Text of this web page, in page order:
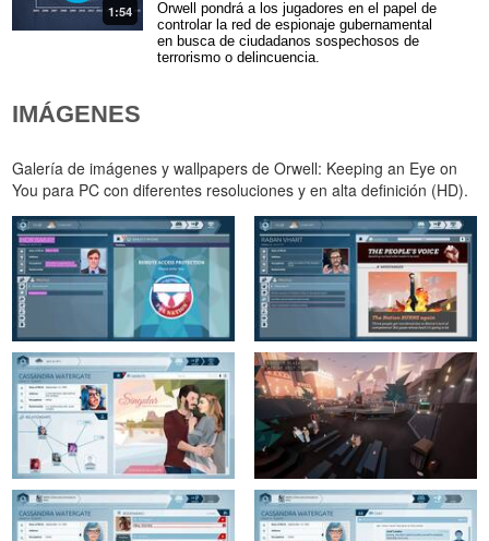
1:54
Orwell pondrá a los jugadores en el papel de
controlar la red de espionaje gubernamental
en busca de ciudadanos sospechosos de
terrorismo o delincuencia.
IMÁGENES
Galería de imágenes y wallpapers de Orwell: Keeping an Eye on
You para PC con diferentes resoluciones y en alta definición (HD).